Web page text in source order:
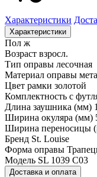
Характеристики
Характеристики
Пол ж
Возраст взросл.
Тип оправы лесочная
Материал оправы
Цвет рамки золотой
Комплектность с
Длина заушника (мм)
Ширина окуляра (мм)
Ширина переносицы
Бренд St. Louise
Форма оправы
Модель SL 1039 C03
Доставка и оплата